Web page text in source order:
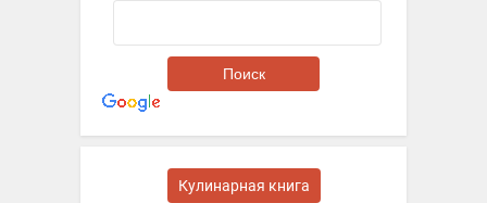
Кулинарная книга